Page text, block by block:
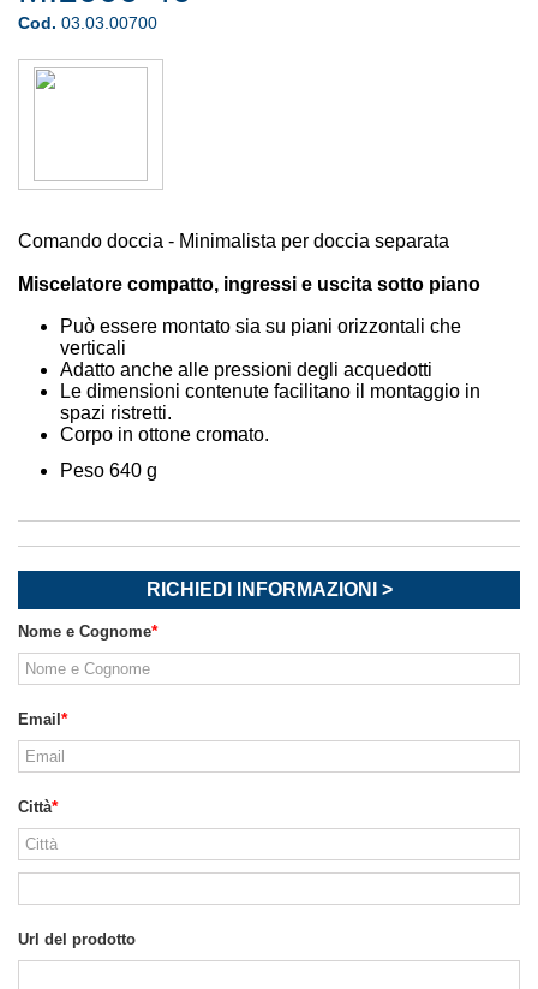
Cod. 03.03.00700
Comando doccia - Minimalista per doccia separata
Miscelatore compatto, ingressi e uscita sotto piano
Può essere montato sia su piani orizzontali che
verticali
Adatto anche alle pressioni degli acquedotti
Le dimensioni contenute facilitano il montaggio in
spazi ristretti.
Corpo in ottone cromato.
Peso 640 g
RICHIEDI INFORMAZIONI >
Nome e Cognome
Email
Città
Url del prodotto